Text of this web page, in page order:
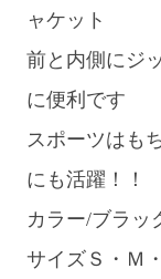
ャケット
前と内側にジ
に便利です
スポーツはも
にも活躍！！
カラー/ブラッ
サイズＳ・Ｍ